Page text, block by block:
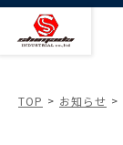
TOP お知らせ